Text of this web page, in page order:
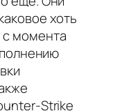
хоть
момента
Strike